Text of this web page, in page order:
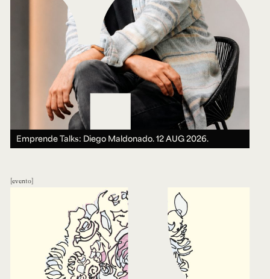
Emprende Talks: Diego Maldonado.12 AUG 2026.
evento